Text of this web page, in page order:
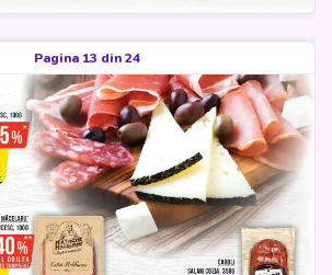
Pagina 13 din 24